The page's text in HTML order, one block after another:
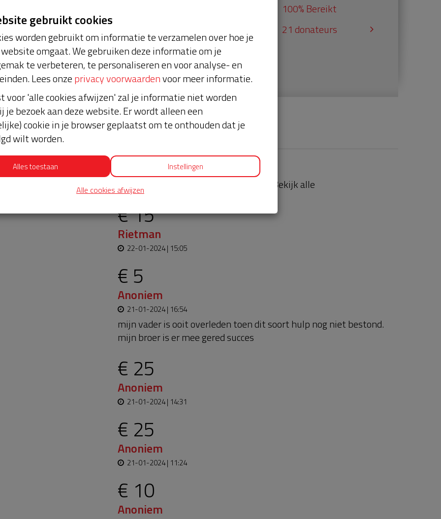
100% Bereikt
21 donateurs
bijna en moet
blijft. Help je mee?
Laatste donaties Bekijk alle
€ 15
Rietman
22-01-2024 | 15:05
€ 5
Anoniem
21-01-2024 | 16:54
mijn vader is ooit overleden toen dit soort hulp nog niet bestond.
mijn broer is er mee gered succes
€ 25
Anoniem
21-01-2024 | 14:31
€ 25
Anoniem
21-01-2024 | 11:24
€ 10
Anoniem
gebruikt cookies
worden gebruikt om informatie te verzamelen over hoe je
omgaat. We gebruiken deze informatie om je
te verbeteren, te personaliseren en voor analyse- en
Lees onzeprivacy voorwaardenvoor meer informatie.
voor 'alle cookies afwijzen' zal je informatie niet worden
je bezoek aan deze website. Er wordt alleen een
cookie in je browser geplaatst om te onthouden dat je
wilt worden.
Alles toestaan Instellingen
Alle cookies afwijzen